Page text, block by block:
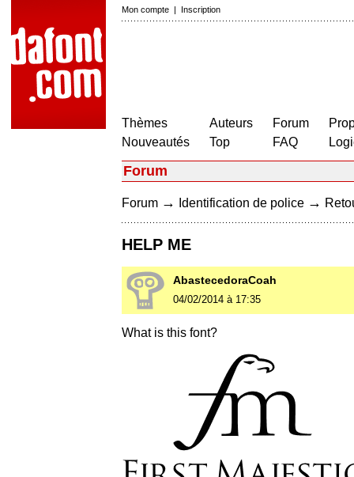
Mon compte | Inscription
Thèmes
Nouveautés
Auteurs
Top
Forum
FAQ
Forum
Forum → Identification de police →
HELP ME
AbastecedoraCoah
04/02/2014 à 17:35
What is this font?